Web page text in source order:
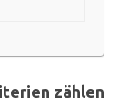
zählen